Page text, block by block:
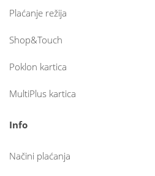
Plaćanje režija
Shop&Touch
Poklon kartica
MultiPlus kartica
Info
Načini plaćanja